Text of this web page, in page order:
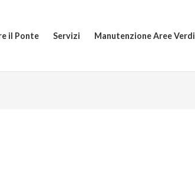
il Ponte Servizi Manutenzione Aree Verdi